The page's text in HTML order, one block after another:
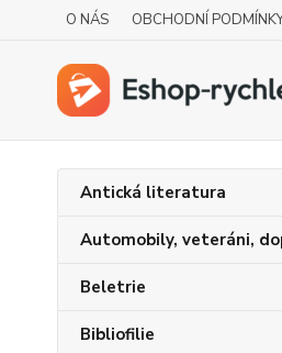
O NÁS OBCHODNÍ
Antická literatura
Automobily, veteráni,
Beletrie
Bibliofilie